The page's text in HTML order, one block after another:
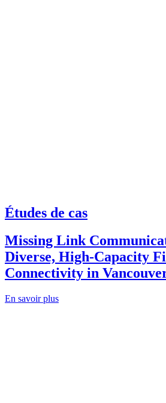
Études de cas
Missing Link
Diverse, High-Capacity
Connectivity in
En savoir plus